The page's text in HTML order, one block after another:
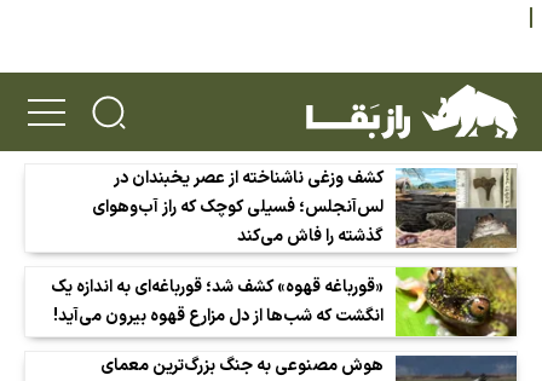
کشف وزغی ناشناخته از عصر یخبندان در
لس‌آنجلس؛ فسیلی کوچک که راز آب‌وهوای
گذشته را فاش می‌کند
«قورباغه قهوه» کشف شد؛ قورباغه‌ای به اندازه یک
انگشت که شب‌ها از دل مزارع قهوه بیرون می‌آید!
هوش مصنوعی به جنگ بزرگ‌ترین معمای